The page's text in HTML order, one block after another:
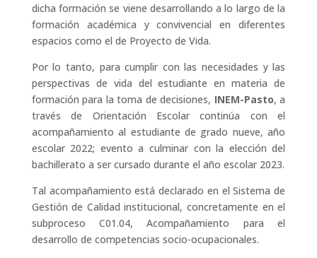
dicha formación se viene desarrollando a lo largo de la
formación académica y convivencial en diferentes
espacios como el de Proyecto de Vida.
Por lo tanto, para cumplir con las necesidades y las
perspectivas de vida del estudiante en materia de
formación para la toma de decisiones, INEM-Pasto, a
través de Orientación Escolar continúa con el
acompañamiento al estudiante de grado nueve, año
escolar 2022; evento a culminar con la elección del
bachillerato a ser cursado durante el año escolar 2023.
Tal acompañamiento está declarado en el Sistema de
Gestión de Calidad institucional, concretamente en el
subproceso C01.04, Acompañamiento para el
desarrollo de competencias socio-ocupacionales.